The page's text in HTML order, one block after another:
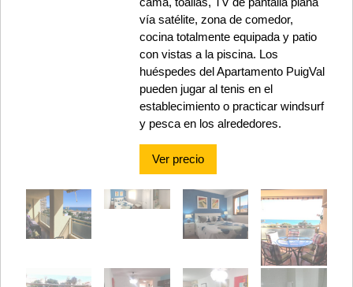
vía satélite, zona de comedor,
cocina totalmente equipada y patio
con vistas a la piscina. Los
huéspedes del Apartamento PuigVal
pueden jugar al tenis en el
establecimiento o practicar windsurf
y pesca en los alrededores.
Ver precio